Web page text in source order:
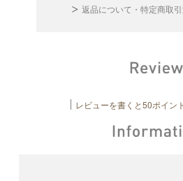
返品について・特定商取
レビューを書くと50ポイン